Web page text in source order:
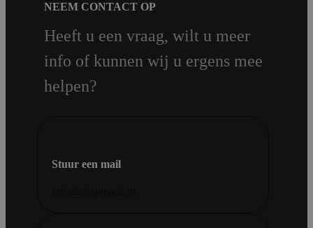
NEEM CONTACT OP
Heeft u een vraag, wilt u meer
info of kunnen wij u ergens mee
helpen?
Stuur een mail